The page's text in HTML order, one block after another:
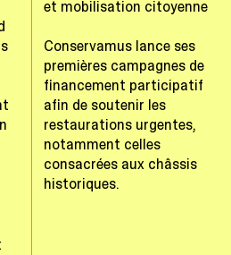
et mobilisation citoyenne
Conservamus lance ses
premières campagnes de
financement participatif
afin de soutenir les
restaurations urgentes,
notamment celles
consacrées aux châssis
historiques.